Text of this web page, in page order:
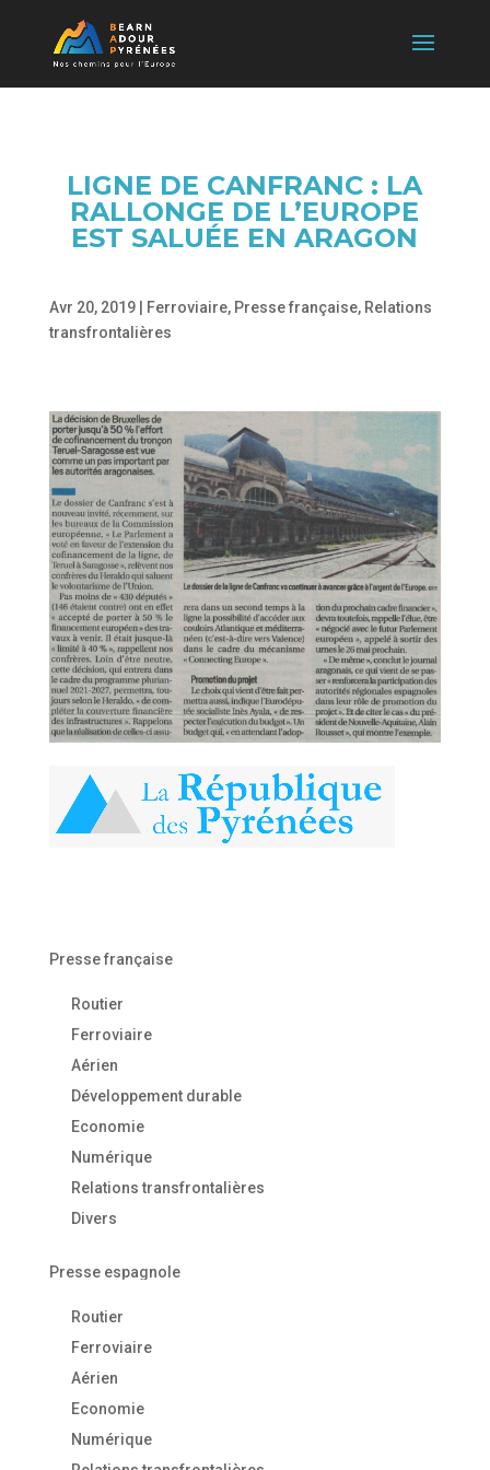
LIGNE DE CANFRANC : LA
RALLONGE DE L’EUROPE
EST SALUÉE EN ARAGON
Avr 20, 2019| Ferroviaire, Presse française, Relations
transfrontalières
Presse française
Routier
Ferroviaire
Aérien
Développement durable
Economie
Numérique
Relations transfrontalières
Divers
Presse espagnole
Routier
Ferroviaire
Aérien
Economie
Numérique